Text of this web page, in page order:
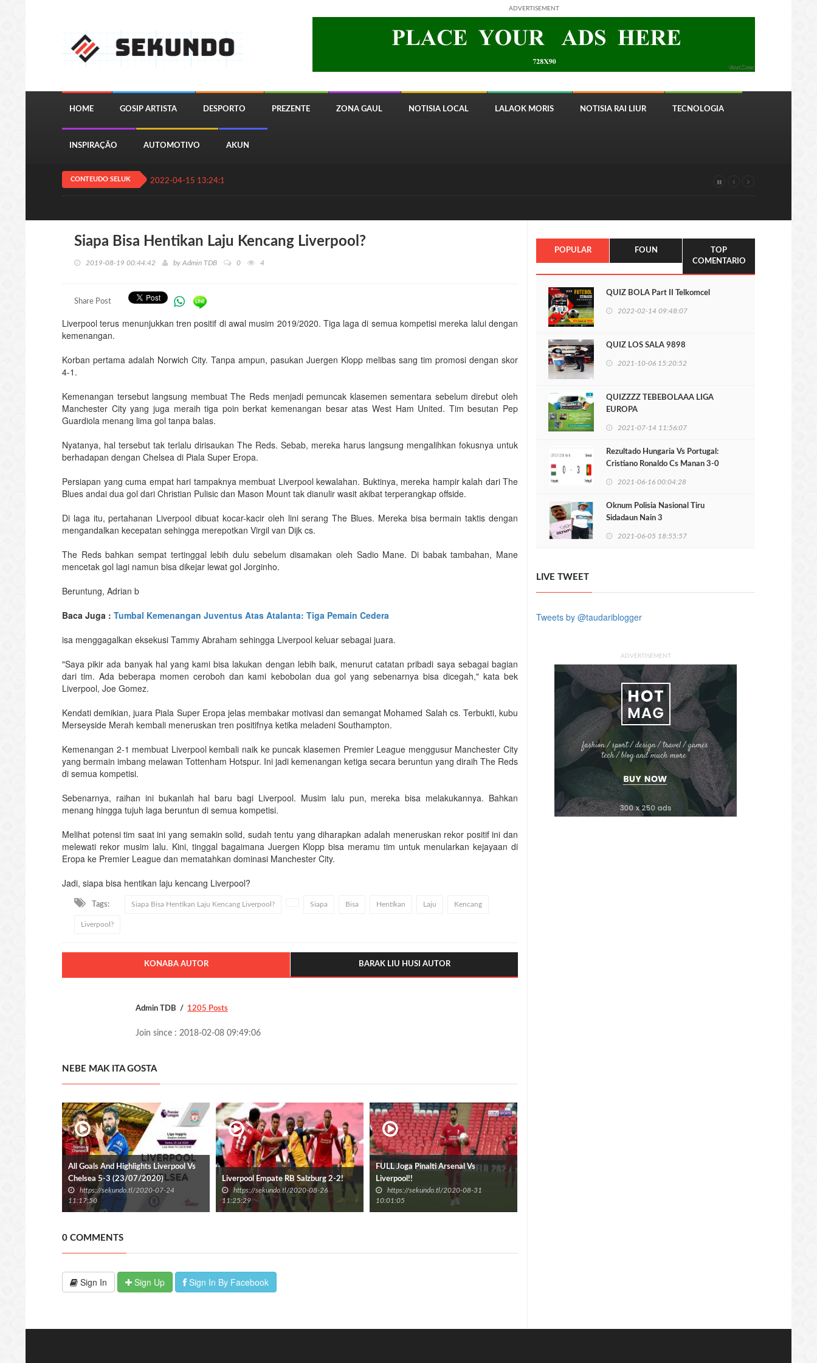
ADVERTISEMENT
HOME GOSIP ARTISTA DESPORTO PREZENTE ZONA GAUL NOTISIA LOCAL LALAOK MORIS NOTISIA RAI LIUR TECNOLOGIA
INSPIRAÇÃO AUTOMOTIVO AKUN
CONTEUDO SELUK 2022-04-15 13:24:11
Siapa Bisa Hentikan Laju Kencang Liverpool?
2019-08-19 00:44:42 by Admin TDB 0 4
Share Post
Liverpool terus menunjukkan tren positif di awal musim 2019/2020. Tiga laga di semua kompetisi mereka lalui dengan
kemenangan.
Korban pertama adalah Norwich City. Tanpa ampun, pasukan Juergen Klopp melibas sang tim promosi dengan skor
4-1.
Kemenangan tersebut langsung membuat The Reds menjadi pemuncak klasemen sementara sebelum direbut oleh
Manchester City yang juga meraih tiga poin berkat kemenangan besar atas West Ham United. Tim besutan Pep
Guardiola menang lima gol tanpa balas.
Nyatanya, hal tersebut tak terlalu dirisaukan The Reds. Sebab, mereka harus langsung mengalihkan fokusnya untuk
berhadapan dengan Chelsea di Piala Super Eropa.
Persiapan yang cuma empat hari tampaknya membuat Liverpool kewalahan. Buktinya, mereka hampir kalah dari The
Blues andai dua gol dari Christian Pulisic dan Mason Mount tak dianulir wasit akibat terperangkap offside.
Di laga itu, pertahanan Liverpool dibuat kocar-kacir oleh lini serang The Blues. Mereka bisa bermain taktis dengan
mengandalkan kecepatan sehingga merepotkan Virgil van Dijk cs.
The Reds bahkan sempat tertinggal lebih dulu sebelum disamakan oleh Sadio Mane. Di babak tambahan, Mane
mencetak gol lagi namun bisa dikejar lewat gol Jorginho.
Beruntung, Adrian b
Baca Juga : Tumbal Kemenangan Juventus Atas Atalanta: Tiga Pemain Cedera
isa menggagalkan eksekusi Tammy Abraham sehingga Liverpool keluar sebagai juara.
"Saya pikir ada banyak hal yang kami bisa lakukan dengan lebih baik, menurut catatan pribadi saya sebagai bagian
dari tim. Ada beberapa momen ceroboh dan kami kebobolan dua gol yang sebenarnya bisa dicegah," kata bek
Liverpool, Joe Gomez.
Kendati demikian, juara Piala Super Eropa jelas membakar motivasi dan semangat Mohamed Salah cs. Terbukti, kubu
Merseyside Merah kembali meneruskan tren positifnya ketika meladeni Southampton.
Kemenangan 2-1 membuat Liverpool kembali naik ke puncak klasemen Premier League menggusur Manchester City
yang bermain imbang melawan Tottenham Hotspur. Ini jadi kemenangan ketiga secara beruntun yang diraih The Reds
di semua kompetisi.
Sebenarnya, raihan ini bukanlah hal baru bagi Liverpool. Musim lalu pun, mereka bisa melakukannya. Bahkan
menang hingga tujuh laga beruntun di semua kompetisi.
Melihat potensi tim saat ini yang semakin solid, sudah tentu yang diharapkan adalah meneruskan rekor positif ini dan
melewati rekor musim lalu. Kini, tinggal bagaimana Juergen Klopp bisa meramu tim untuk menularkan kejayaan di
Eropa ke Premier League dan mematahkan dominasi Manchester City.
Jadi, siapa bisa hentikan laju kencang Liverpool?
Tags: Siapa Bisa Hentikan Laju Kencang Liverpool? Siapa Bisa Hentikan Laju Kencang
Liverpool?
KONABA AUTOR BARAK LIU HUSI AUTOR
Admin TDB 1205 Posts
Join since : 2018-02-08 09:49:06
NEBE MAK ITA GOSTA
All Goals And Highlights Liverpool Vs
Chelsea 5-3 (23/07/2020)
https://sekundo.tl/2020-07-24
11:17:50
Liverpool Empate RB Salzburg 2-2!
https://sekundo.tl/2020-08-26
11:25:29
FULL Joga Pinalti Arsenal Vs
Liverpool!!
https://sekundo.tl/2020-08-31
10:01:05
0 COMMENTS
Sign In Sign Up Sign In By Facebook
POPULAR FOUN
TOP
COMENTARIO
QUIZ BOLA Part II Telkomcel
2022-02-14 09:48:07
QUIZ LOS SALA 9898
2021-10-06 15:20:52
QUIZZZZ TEBEBOLAAA LIGA
EUROPA
2021-07-14 11:56:07
Rezultado Hungaria Vs Portugal:
Cristiano Ronaldo Cs Manan 3-0
2021-06-16 00:04:28
Oknum Polisia Nasional Tiru
Sidadaun Nain 3
2021-06-05 18:55:57
LIVE TWEET
Tweets by @taudariblogger
ADVERTISEMENT